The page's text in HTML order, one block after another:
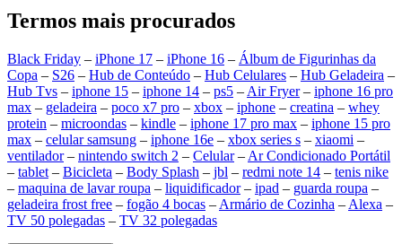
Termos mais procurados
Black Friday – iPhone 17 – iPhone 16 – Álbum de Figurinhas da
Copa – S26 – Hub de Conteúdo – Hub Celulares – Hub Geladeira –
Hub Tvs – iphone 15 – iphone 14 – ps5 – Air Fryer– iphone 16 pro
max – geladeira – poco x7 pro – xbox – iphone – creatina – whey
protein – microondas – kindle – iphone 17 pro max – iphone 15 pro
max – celular samsung – iphone 16e – xbox series s – xiaomi –
ventilador– nintendo switch 2 – Celular– Ar Condicionado Portátil
– tablet – Bicicleta – Body Splash – jbl – redmi note 14 – tenis nike
– maquina de lavar roupa – liquidificador– ipad – guarda roupa –
geladeira frost free – fogão 4 bocas – Armário de Cozinha – Alexa –
TV 50 polegadas – TV 32 polegadas